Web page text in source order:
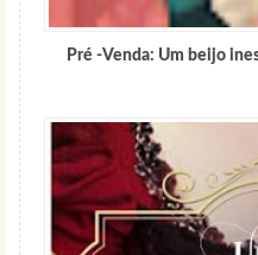
Pré -Venda: Um beijo